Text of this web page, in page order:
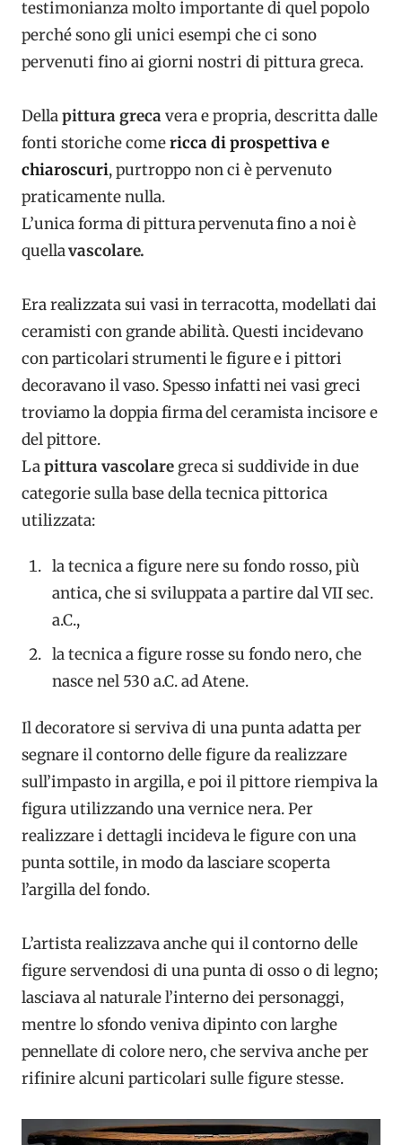
testimonianza molto importante di quel popolo
perché sono gli unici esempi che ci sono
pervenuti fino ai giorni nostri di pittura greca.
Dellapittura grecavera e propria, descritta dalle
fonti storiche comericca di prospettiva e
chiaroscuri, purtroppo non ci è pervenuto
praticamente nulla.
L’unica forma di pittura pervenuta fino a noi è
quellavascolare.
Era realizzata sui vasi in terracotta, modellati dai
ceramisti con grande abilità. Questi incidevano
con particolari strumenti le figure e i pittori
decoravano il vaso. Spesso infatti nei vasi greci
troviamo la doppia firma del ceramista incisore e
del pittore.
Lapittura vascolare greca si suddivide in due
categorie sulla base della tecnica pittorica
utilizzata:
la tecnica a figure nere su fondo rosso, più
antica, che si sviluppata a partire dal VII sec.
a.C.,
la tecnica a figure rosse su fondo nero, che
nasce nel 530 a.C. ad Atene.
Il decoratore si serviva di una punta adatta per
segnare il contorno delle figure da realizzare
sull’impasto in argilla, e poi il pittore riempiva la
figura utilizzando una vernice nera. Per
realizzare i dettagli incideva le figure con una
punta sottile, in modo da lasciare scoperta
l’argilla del fondo.
L’artista realizzava anche qui il contorno delle
figure servendosi di una punta di osso o di legno;
lasciava al naturale l’interno dei personaggi,
mentre lo sfondo veniva dipinto con larghe
pennellate di colore nero, che serviva anche per
rifinire alcuni particolari sulle figure stesse.